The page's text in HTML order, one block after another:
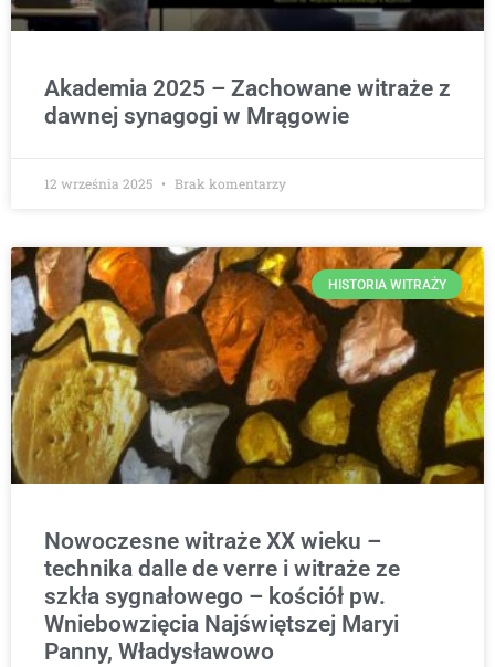
Akademia 2025 – Zachowane witraże z
dawnej synagogi w Mrągowie
12 września 2025 Brak komentarzy
HISTORIA WITRAŻY
Nowoczesne witraże XX wieku –
technika dalle de verre i witraże ze
szkła sygnałowego – kościół pw.
Wniebowzięcia Najświętszej Maryi
Panny, Władysławowo